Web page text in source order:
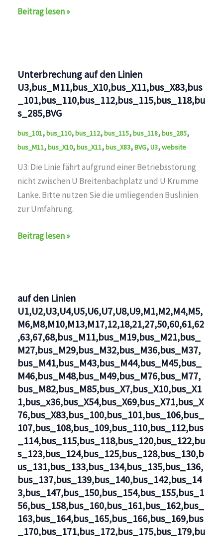
Umleitung
Beitrag lesen »
Unterbrechung auf den Linien
U3,bus_M11,bus_X10,bus_X11,bus_X83,bus
_101,bus_110,bus_112,bus_115,bus_118,bu
s_285,BVG
bus_101,bus_110,bus_112,bus_115,bus_118,bus_285,
bus_M11,bus_X10,bus_X11,bus_X83,BVG,U3,website
U3: Die Linie fährt aufgrund einer Betriebsstörung
nicht zwischen U Breitenbachplatz und U Krumme
Lanke. Bitte nutzen Sie die umliegenden Buslinien
zur Umfahrung.
Unterbrechung
Beitrag lesen »
auf den Linien
U1,U2,U3,U4,U5,U6,U7,U8,U9,M1,M2,M4,M5,
M6,M8,M10,M13,M17,12,18,21,27,50,60,61,62
,63,67,68,bus_M11,bus_M19,bus_M21,bus_
M27,bus_M29,bus_M32,bus_M36,bus_M37,
bus_M41,bus_M43,bus_M44,bus_M45,bus_
M46,bus_M48,bus_M49,bus_M76,bus_M77,
bus_M82,bus_M85,bus_X7,bus_X10,bus_X1
1,bus_x36,bus_X54,bus_X69,bus_X71,bus_X
76,bus_X83,bus_100,bus_101,bus_106,bus_
107,bus_108,bus_109,bus_110,bus_112,bus
_114,bus_115,bus_118,bus_120,bus_122,bu
s_123,bus_124,bus_125,bus_128,bus_130,b
us_131,bus_133,bus_134,bus_135,bus_136,
bus_137,bus_139,bus_140,bus_142,bus_14
3,bus_147,bus_150,bus_154,bus_155,bus_1
56,bus_158,bus_160,bus_161,bus_162,bus_
163,bus_164,bus_165,bus_166,bus_169,bus
_170,bus_171,bus_172,bus_175,bus_179,bu